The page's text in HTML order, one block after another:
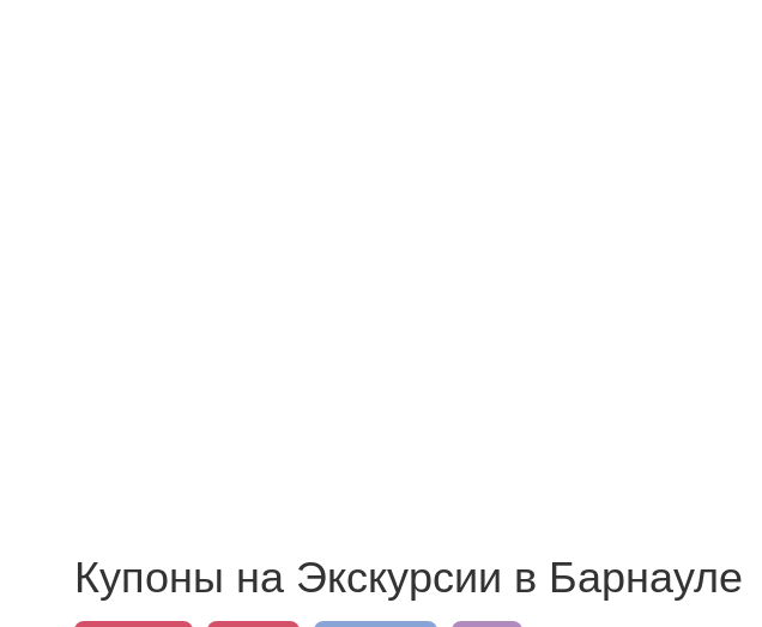
Купоны на Экскурсии в Барнауле